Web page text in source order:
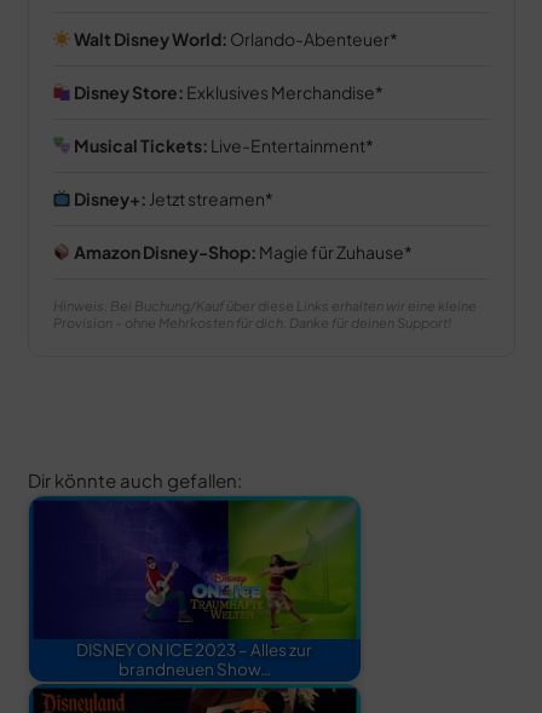
Walt Disney World: Orlando-Abenteuer
Disney Store: Exklusives Merchandise
Musical Tickets: Live-Entertainment
Disney+: Jetzt streamen
Amazon Disney-Shop: Magie für Zuhause
Hinweis: Bei Buchung/Kauf über diese Links erhalten wir eine kleine
Provision – ohne Mehrkosten für dich. Danke für deinen Support!
Dir könnte auch gefallen:
DISNEY ON ICE 2023 – Alles zur
brandneuen Show…